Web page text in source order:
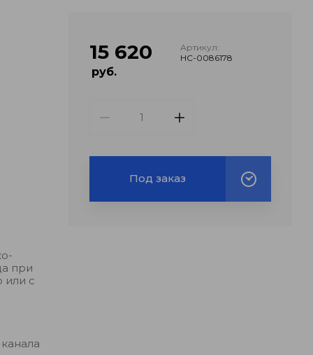
при
или с
15 620
руб.
Артикул:
НС-0086178
Под заказ